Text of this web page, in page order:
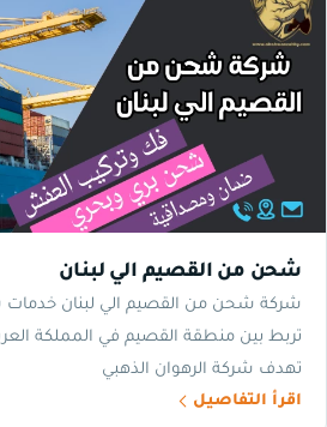
شحن من القصيم الي لبنان
شركة شحن من القصيم الي لبنان
تربط بين منطقة القصيم في المملكة
تهدف شركة الرهوان الذهبي
اقرأ التفاصيل